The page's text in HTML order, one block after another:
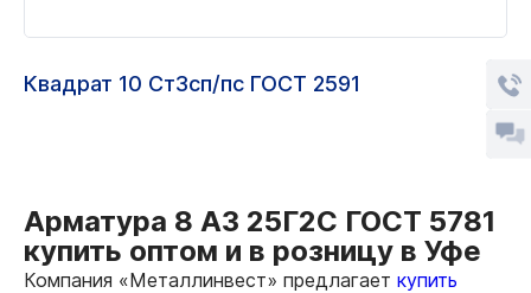
Квадрат 10 Ст3сп/пс ГОСТ 2591
Арматура 8 А3 25Г2С ГОСТ 5781
купить оптом и в розницу в Уфе
Компания «Металлинвест» предлагает купить